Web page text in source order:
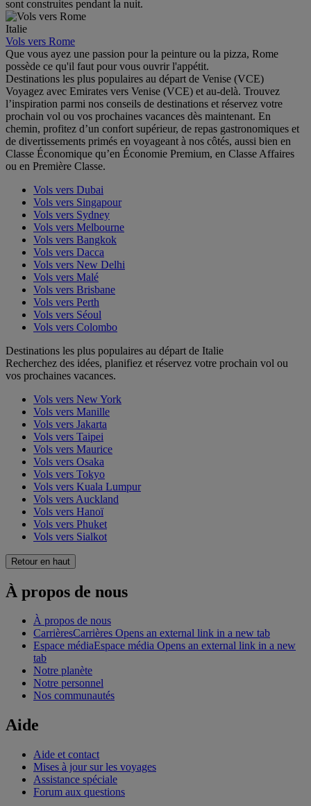
sont construites pendant la nuit.
Italie
Vols vers Rome
Que vous ayez une passion pour la peinture ou la pizza, Rome
possède ce qu'il faut pour vous ouvrir l'appétit.
Destinations les plus populaires au départ de Venise (VCE)
Voyagez avec Emirates vers Venise (VCE) et au-delà. Trouvez
l’inspiration parmi nos conseils de destinations et réservez votre
prochain vol ou vos prochaines vacances dès maintenant. En
chemin, profitez d’un confort supérieur, de repas gastronomiques et
de divertissements primés en voyageant à nos côtés, aussi bien en
Classe Économique qu’en Économie Premium, en Classe Affaires
ou en Première Classe.
Vols vers Dubai
Vols vers Singapour
Vols vers Sydney
Vols vers Melbourne
Vols vers Bangkok
Vols vers Dacca
Vols vers New Delhi
Vols vers Malé
Vols vers Brisbane
Vols vers Perth
Vols vers Séoul
Vols vers Colombo
Destinations les plus populaires au départ de Italie
Recherchez des idées, planifiez et réservez votre prochain vol ou
vos prochaines vacances.
Vols vers New York
Vols vers Manille
Vols vers Jakarta
Vols vers Taipei
Vols vers Maurice
Vols vers Osaka
Vols vers Tokyo
Vols vers Kuala Lumpur
Vols vers Auckland
Vols vers Hanoï
Vols vers Phuket
Vols vers Sialkot
Retour en haut
À propos de nous
À propos de nous
CarrièresCarrières Opens an external link in a new tab
Espace médiaEspace média Opens an external link in a new
tab
Notre planète
Notre personnel
Nos communautés
Aide
Aide et contact
Mises à jour sur les voyages
Assistance spéciale
Forum aux questions